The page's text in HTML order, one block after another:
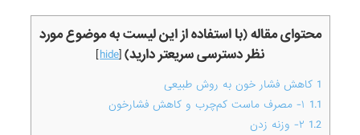
محتوای مقاله (با استفاده از این لیست به موضوع مورد
نظر دسترسی سریعتر دارید)[
hide
]
1 کاهش فشار خون به روش طبیعی
1.1
1.2